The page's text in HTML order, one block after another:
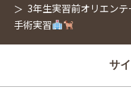
3年生実習前オリエン
手術実習
サ